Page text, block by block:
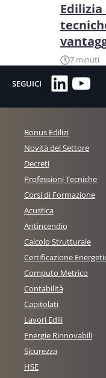
7 minuti
SEGUICI
Bonus Edilizi
Novità del Settore
Decreti
Professioni Tecniche
Corsi di Formazione
Acustica
Antincendio
Calcolo Strutturale
Certificazione
Computo Metrico
Contabilità
Capitolati
Lavori Edili
Energie Rinnovabili
Sicurezza
HSE